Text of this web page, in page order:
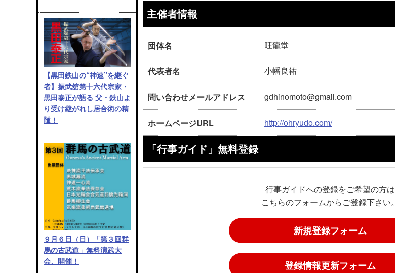
【黒田鉄山の“神速”を継ぐ
者】振武舘第十六代宗家・
黒田泰正が語る 父・鉄山よ
り受け継がれし居合術の精
髄！
９月６日（日）「第３回群
馬の古武道」無料演武大
会、開催！
主催者情報
団体名 旺龍堂
代表者名 小幡良祐
問い合わせメールアドレス gdhinomoto@gmail.com
ホームページURL http://ohryudo.com/
「行事ガイド」無料登録
行事ガイドへの登録をご希望の方は
こちらのフォームからご登録下さい。
新規登録フォーム
登録情報更新フォーム